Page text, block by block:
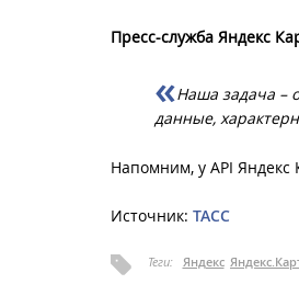
Пресс-служба Яндекс
Наша задача –
данные,
Напомним, у API Яндекс
Источник: ТАСС
Теги: Яндекс